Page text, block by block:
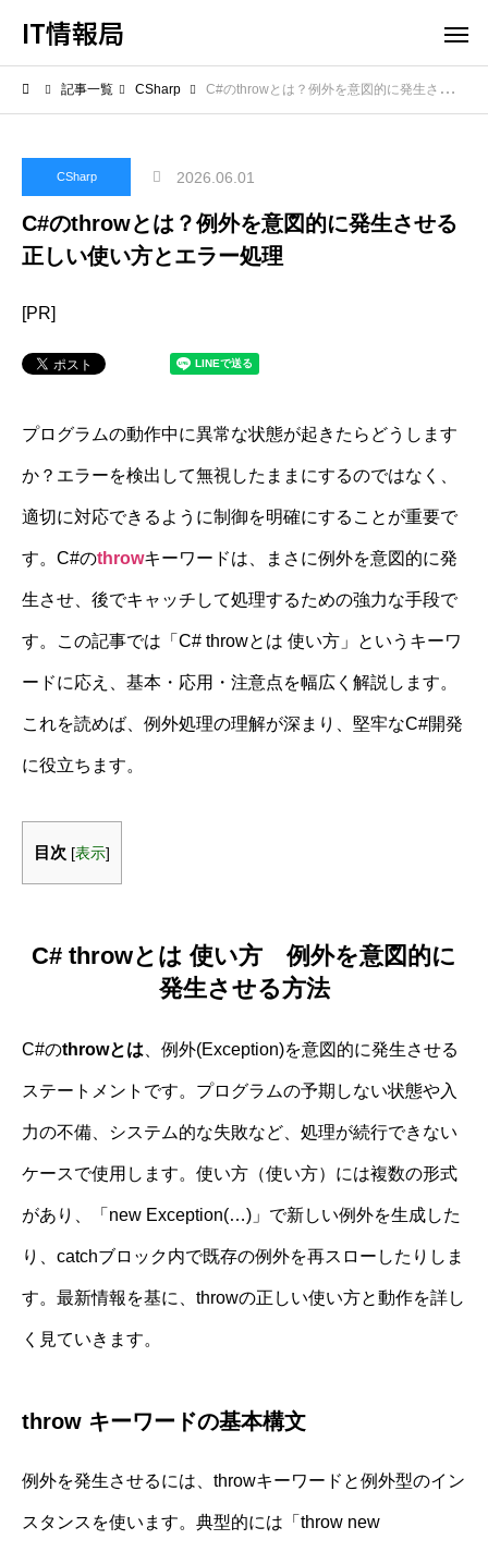
IT情報局
記事一覧 CSharp C#のthrowとは？例外を意図的に発生させる正しい使い方とエラー処理
CSharp 2026.06.01
C#のthrowとは？例外を意図的に発生させる
正しい使い方とエラー処理
[PR]
プログラムの動作中に異常な状態が起きたらどうします
か？エラーを検出して無視したままにするのではなく、
適切に対応できるように制御を明確にすることが重要で
す。C#のthrowキーワードは、まさに例外を意図的に発
生させ、後でキャッチして処理するための強力な手段で
す。この記事では「C# throwとは 使い方」というキーワ
ードに応え、基本・応用・注意点を幅広く解説します。
これを読めば、例外処理の理解が深まり、堅牢なC#開発
に役立ちます。
目次 [表示]
C# throwとは 使い方 例外を意図的に
発生させる方法
C#のthrowとは 、例外(Exception)を意図的に発生させる
ステートメントです。プログラムの予期しない状態や入
力の不備、システム的な失敗など、処理が続行できない
ケースで使用します。使い方（使い方）には複数の形式
があり、「new Exception(…)」で新しい例外を生成した
り、catchブロック内で既存の例外を再スローしたりしま
す。最新情報を基に、throwの正しい使い方と動作を詳し
く見ていきます。
throw キーワードの基本構文
例外を発生させるには、throwキーワードと例外型のイン
スタンスを使います。典型的には「throw new